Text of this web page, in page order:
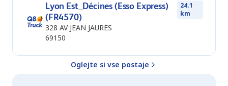
Lyon Est_Décines (Esso Express)
(FR4570)
24.1
km
328 AV JEAN JAURES
69150
Oglejte si vse postaje